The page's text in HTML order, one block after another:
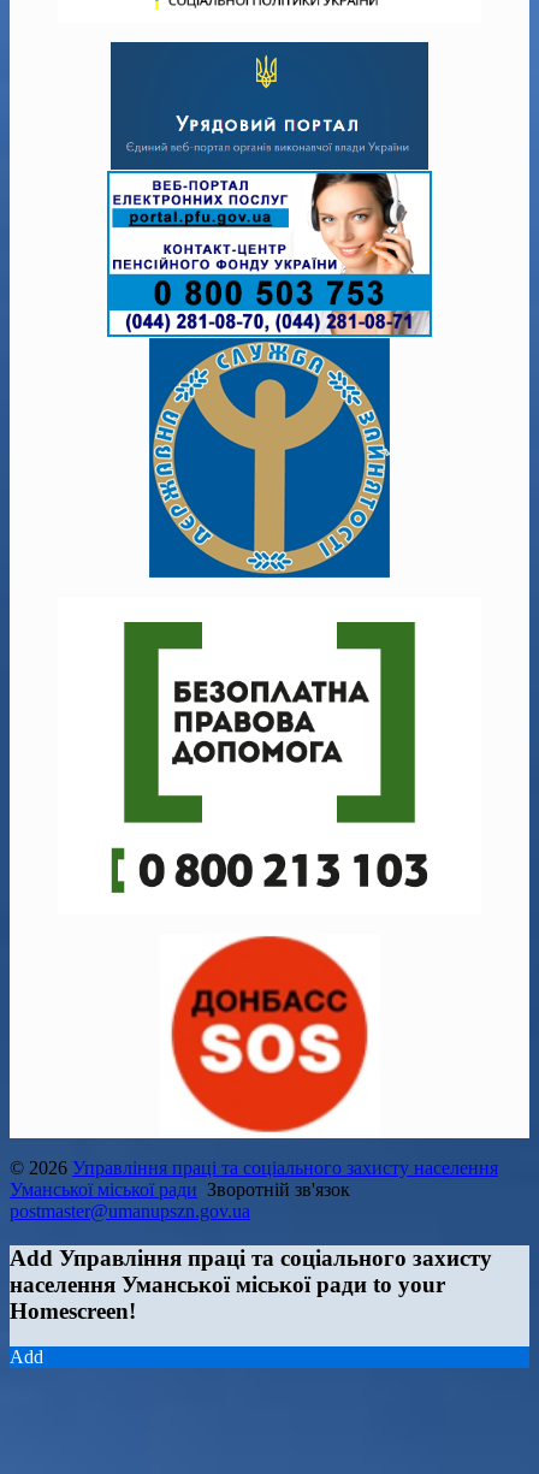
© 2026 Управління праці та соціального захисту населення
Уманської міської ради Зворотній зв'язок
postmaster@umanupszn.gov.ua
Add Управління праці та соціального захисту
населення Уманської міської ради to your
Homescreen!
Add